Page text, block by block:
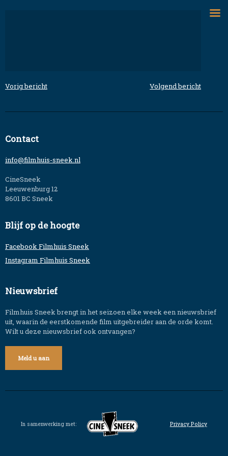
Bericht
navigatie
Vorig bericht Volgend bericht
Contact
info@filmhuis-sneek.nl
CineSneek
Leeuwenburg 12
8601 BC Sneek
Blijf op de hoogte
Facebook Filmhuis Sneek
Instagram Filmhuis Sneek
Nieuwsbrief
Filmhuis Sneek brengt in het seizoen elke week een nieuwsbrief
uit, waarin de eerstkomende film uitgebreider aan de orde komt.
Wilt u deze nieuwsbrief ook ontvangen?
Meld u aan
In samenwerking met: Privacy Policy